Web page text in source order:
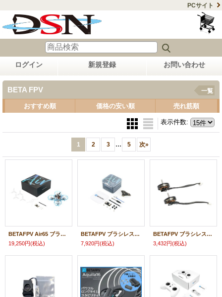
PCサイト
ログイン 新規登録 お問い合わせ
BETA FPV 一覧
おすすめ順 価格の安い順 売れ筋順
表示件数:
1 2 3 ... 5 次»
BETAFPV Air65 ブラシレス Whoop クワッドコプター【Freestyle】【ELRS 2.4G】【HQ 31mm Ultralight 3ブレードプロペラ・C03・Onboard 5.8G 25mw~400mw VTX・0702SE|23 22348
19,250円(税込)
BETAFPV ブラシレスフライトコントローラー Air Brushless Flight Controller 4IN1【ELRS 2.4G】【推奨ブラシレスモーター：0702SE 27000 ／0802SE 19500 ／1102 22000】 22352
7,920円(税込)
BETAFPV ブラシレスモーター 1102V-18000KV(2pcs)【Aquila16】23237
3,432円(税込)